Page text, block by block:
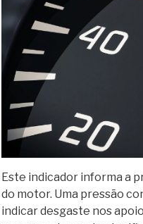
Este indicador informa a
do motor. Uma pressão
indicar desgaste nos